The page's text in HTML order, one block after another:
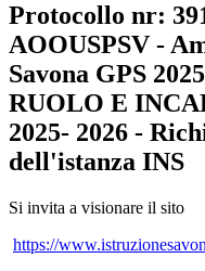
Protocollo nr:
AOOUSPSV -
Savona GPS
RUOLO E
2025- 2026 -
dell'istanza INS
Si invita a visionare il sito
https://